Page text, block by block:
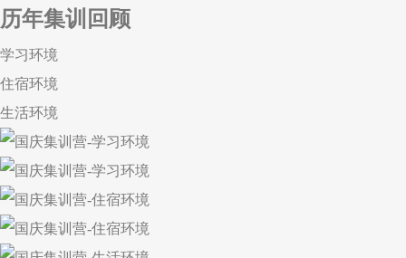
历年集训回顾
学习环境
住宿环境
生活环境